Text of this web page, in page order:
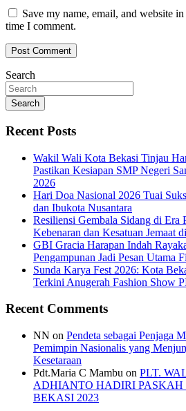
Save my name, email, and website
time I comment.
Search
Search
Recent Posts
Wakil Wali Kota Bekasi Tinjau
Pastikan Kesiapan SMP Negeri
2026
Hari Doa Nasional 2026 Tuai
dan Ibukota Nusantara
Resiliensi Gembala Sidang di Era
Kebenaran dan Kesatuan Jemaat
GBI Gracia Harapan Indah
Pengampunan Jadi Pesan Utama
Sunda Karya Fest 2026: Kota
Terkini Anugerah Fashion Show
Recent Comments
NN on Pendeta sebagai Penjaga
Pemimpin Nasionalis yang
Kesetaraan
Pdt.Maria C Mambu on PLT.
ADHIANTO HADIRI PASKAH
BEKASI 2023